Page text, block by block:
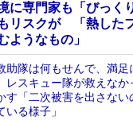
に専門家も「びっ
リスクが 「熱した
ようなもの」
助隊は何もせんで、満
レスキュー隊が救えな
す「二次被害を出さな
いる様子」